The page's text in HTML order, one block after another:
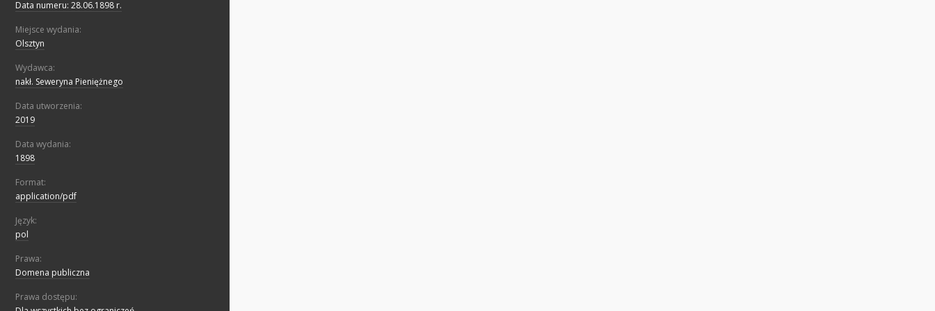
Data numeru: 28.06.1898 r.
Miejsce wydania:
Olsztyn
Wydawca:
nakł. Seweryna Pieniężnego
Data utworzenia:
2019
Data wydania:
1898
Format:
application/pdf
Język:
pol
Prawa:
Domena publiczna
Prawa dostępu: